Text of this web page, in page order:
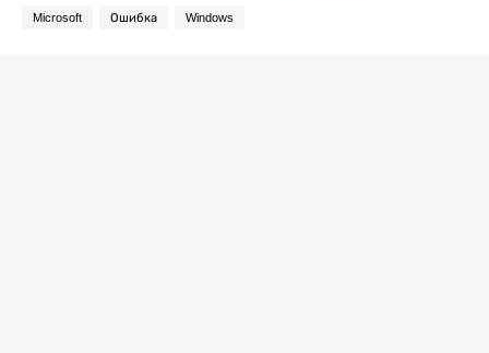
Microsoft Ошибка Windows